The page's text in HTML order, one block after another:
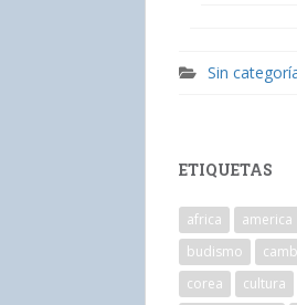
Sin
ETIQUETAS
africa america
budismo
corea
cultura